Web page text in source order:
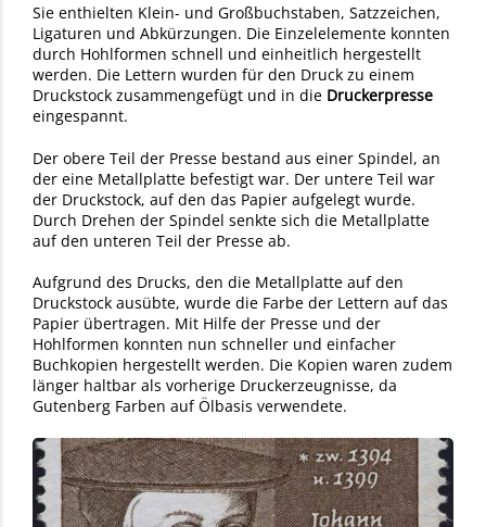
Sie enthielten Klein- und Großbuchstaben, Satzzeichen,
Ligaturen und Abkürzungen. Die Einzelelemente konnten
durch Hohlformen schnell und einheitlich hergestellt
werden. Die Lettern wurden für den Druck zu einem
Druckstock zusammengefügt und in die Druckerpresse
eingespannt.
Der obere Teil der Presse bestand aus einer Spindel, an
der eine Metallplatte befestigt war. Der untere Teil war
der Druckstock, auf den das Papier aufgelegt wurde.
Durch Drehen der Spindel senkte sich die Metallplatte
auf den unteren Teil der Presse ab.
Aufgrund des Drucks, den die Metallplatte auf den
Druckstock ausübte, wurde die Farbe der Lettern auf das
Papier übertragen. Mit Hilfe der Presse und der
Hohlformen konnten nun schneller und einfacher
Buchkopien hergestellt werden. Die Kopien waren zudem
länger haltbar als vorherige Druckerzeugnisse, da
Gutenberg Farben auf Ölbasis verwendete.